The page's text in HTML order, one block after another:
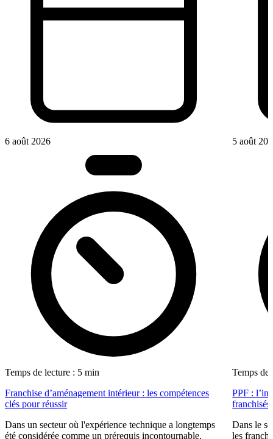
6 août 2026
Temps de lecture : 5 min
Franchise d’aménagement intérieur : les compétences
clés pour réussir
Dans un secteur où l'expérience technique a longtemps
été considérée comme un prérequis incontournable,
5 août
Temps de
PPF :
franchisés
Dans le
les